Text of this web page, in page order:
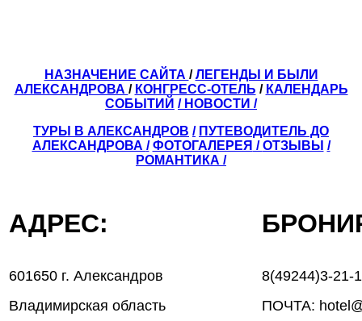
НАЗНАЧЕНИЕ САЙТА /ЛЕГЕНДЫ И БЫЛИ
АЛЕКСАНДРОВА / КОНГРЕСС-ОТЕЛЬ / КАЛЕНДАРЬ
СОБЫТИЙ / НОВОСТИ /
ТУРЫ В АЛЕКСАНДРОВ / ПУТЕВОДИТЕЛЬ ДО
АЛЕКСАНДРОВА / ФОТОГАЛЕРЕЯ /ОТЗЫВЫ /
РОМАНТИКА /
АДРЕС:
601650 г. Александров
Владимирская область
8(49244)3-21-
ПОЧТА: